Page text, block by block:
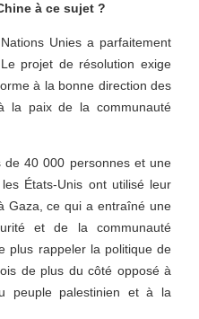
à ce sujet ?
Unies a parfaitement
projet de résolution exige
à la bonne direction des
la paix de la communauté
40 000 personnes et une
États-Unis ont utilisé leur
Gaza, ce qui a entraîné une
et de la communauté
plus rappeler la politique de
de plus du côté opposé à
peuple palestinien et à la